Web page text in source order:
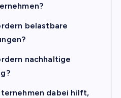
belastbare
nachhaltige
dabei hilft,